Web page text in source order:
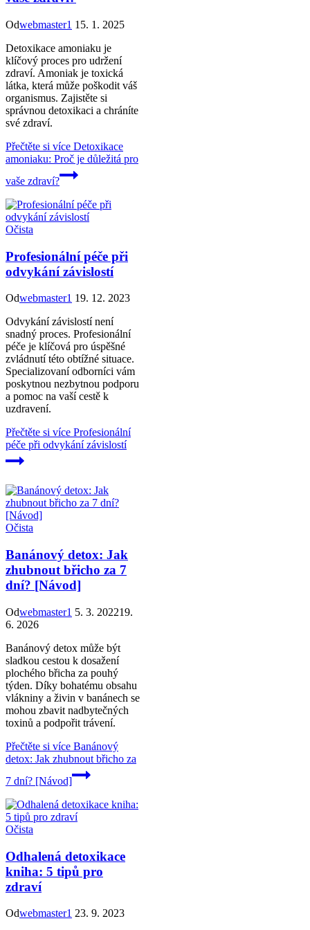
Odwebmaster1 15. 1. 2025
Detoxikace amoniaku je
klíčový proces pro udržení
zdraví. Amoniak je toxická
látka, která může poškodit váš
organismus. Zajistěte si
správnou detoxikaci a chráníte
své zdraví.
Přečtěte si více Detoxikace
amoniaku: Proč je důležitá pro
vaše zdraví?
Očista
Profesionální péče při
odvykání závislostí
Odwebmaster1 19. 12. 2023
Odvykání závislostí není
snadný proces. Profesionální
péče je klíčová pro úspěšné
zvládnutí této obtížné situace.
Specializovaní odborníci vám
poskytnou nezbytnou podporu
a pomoc na vaší cestě k
uzdravení.
Přečtěte si více Profesionální
péče při odvykání závislostí
Očista
Banánový detox: Jak
zhubnout břicho za 7
dní? [Návod]
Odwebmaster1 5. 3. 202219.
6. 2026
Banánový detox může být
sladkou cestou k dosažení
plochého břicha za pouhý
týden. Díky bohatému obsahu
vlákniny a živin v banánech se
mohou zbavit nadbytečných
toxinů a podpořit trávení.
Přečtěte si více Banánový
detox: Jak zhubnout břicho za
7 dní? [Návod]
Očista
Odhalená detoxikace
kniha: 5 tipů pro
zdraví
Odwebmaster1 23. 9. 2023